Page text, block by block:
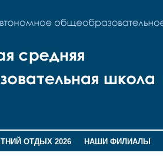
ОТДЫХ 2026
НАШИ ФИЛИАЛЫ